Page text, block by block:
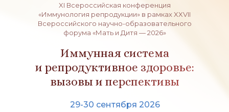
Иммунная система
и репродуктивное здоровье:
вызовы и перспективы
29-30 сентября 2026
XI Всероссийская конференция
«Иммунология репродукции» в рамках XXVII
Всероссийского научно-образовательного
форума «Мать и Дитя — 2026»